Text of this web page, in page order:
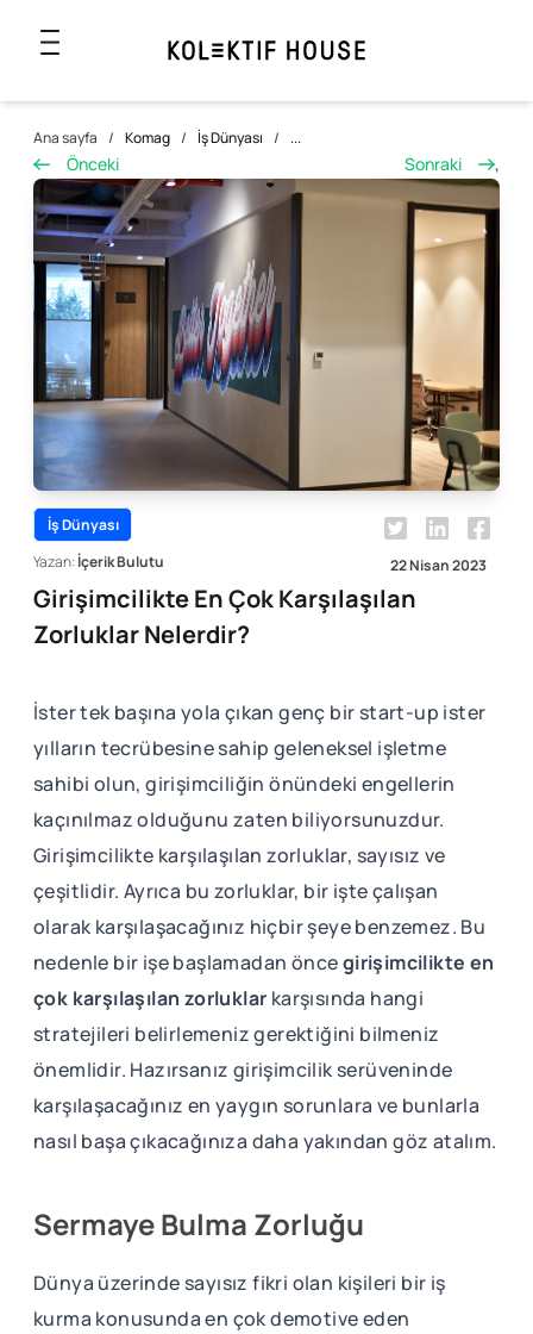
Ana sayfa / Komag / İş Dünyası / ...
Önceki Sonraki ,
İş Dünyası
Yazan:İçerik Bulutu 22 Nisan 2023
Girişimcilikte En Çok Karşılaşılan
Zorluklar Nelerdir?
İster tek başına yola çıkan genç bir start-up ister
yılların tecrübesine sahip geleneksel işletme
sahibi olun, girişimciliğin önündeki engellerin
kaçınılmaz olduğunu zaten biliyorsunuzdur.
Girişimcilikte karşılaşılan zorluklar, sayısız ve
çeşitlidir. Ayrıca bu zorluklar, bir işte çalışan
olarak karşılaşacağınız hiçbir şeye benzemez. Bu
nedenle bir işe başlamadan öncegirişimcilikte en
çok karşılaşılan zorluklar karşısında hangi
stratejileri belirlemeniz gerektiğini bilmeniz
önemlidir. Hazırsanız girişimcilik serüveninde
karşılaşacağınız en yaygın sorunlara ve bunlarla
nasıl başa çıkacağınıza daha yakından göz atalım.
Sermaye Bulma Zorluğu
Dünya üzerinde sayısız fikri olan kişileri bir iş
kurma konusunda en çok demotive eden